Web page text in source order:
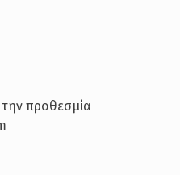
προθεσμία